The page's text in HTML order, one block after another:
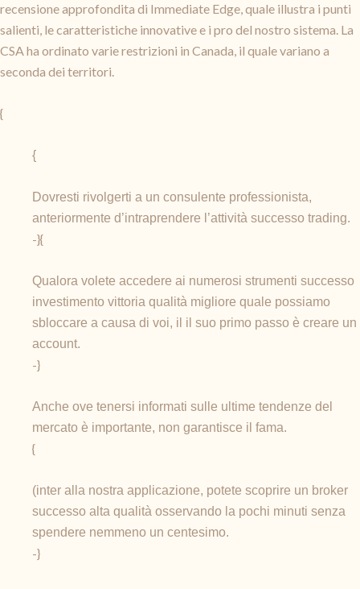
recensione approfondita di Immediate Edge, quale illustra i punti
salienti, le caratteristiche innovative e i pro del nostro sistema. La
CSA ha ordinato varie restrizioni in Canada, il quale variano a
seconda dei territori.
{
{
Dovresti rivolgerti a un consulente professionista,
anteriormente d’intraprendere l’attività successo trading.
-}{
Qualora volete accedere ai numerosi strumenti successo
investimento vittoria qualità migliore quale possiamo
sbloccare a causa di voi, il il suo primo passo è creare un
account.
-}
Anche ove tenersi informati sulle ultime tendenze del
mercato è importante, non garantisce il fama.
{
(inter alla nostra applicazione, potete scoprire un broker
successo alta qualità osservando la pochi minuti senza
spendere nemmeno un centesimo.
-}